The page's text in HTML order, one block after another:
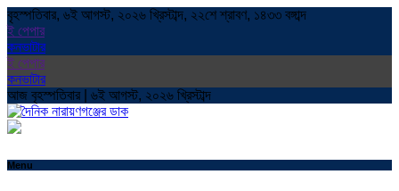
বৃহস্পতিবার, ৬ই আগস্ট, ২০২৬ খ্রিস্টাব্দ, ২২শে শ্রাবণ, ১৪৩৩ বঙ্গাব্দ
ই পেপার
কনভাটার
ই পেপার
কনভাটার
আজ বৃহস্পতিবার | ৬ই আগস্ট, ২০২৬ খ্রিস্টাব্দ
Menu